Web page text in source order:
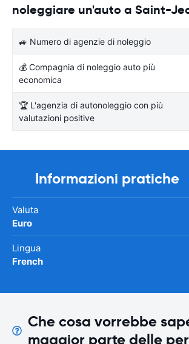
noleggiare un'auto a Saint-
🚙 Numero di agenzie di noleggio
💰 Compagnia di noleggio auto più
economica
🏆 L'agenzia di autonoleggio con più
valutazioni positive
Informazioni pratiche
Valuta
Euro
Lingua
French
Che cosa vorrebbe
maggior parte delle